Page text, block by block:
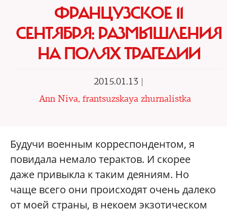
ФРАНЦУЗСКОЕ 11
СЕНТЯБРЯ: РАЗМЫШЛЕНИЯ
НА ПОЛЯХ ТРАГЕДИИ
2015.01.13 |
Ann Niva, frantsuzskaya zhurnalistka
Будучи военным корреспондентом, я
повидала немало терактов. И скорее
даже привыкла к таким деяниям. Но
чаще всего они происходят очень далеко
от моей страны, в некоем экзотическом